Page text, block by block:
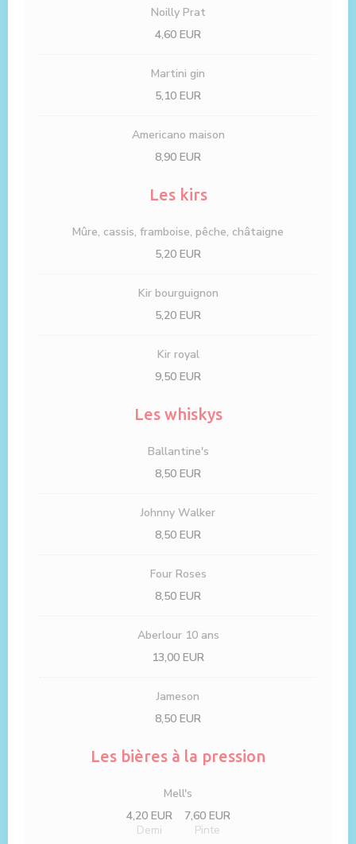
Noilly Prat
4,60 EUR
Martini gin
5,10 EUR
Americano maison
8,90 EUR
Les kirs
Mûre, cassis, framboise, pêche, châtaigne
5,20 EUR
Kir bourguignon
5,20 EUR
Kir royal
9,50 EUR
Les whiskys
Ballantine's
8,50 EUR
Johnny Walker
8,50 EUR
Four Roses
8,50 EUR
Aberlour 10 ans
13,00 EUR
Jameson
8,50 EUR
Les bières à la pression
Mell's
4,20 EUR
Demi
7,60 EUR
Pinte